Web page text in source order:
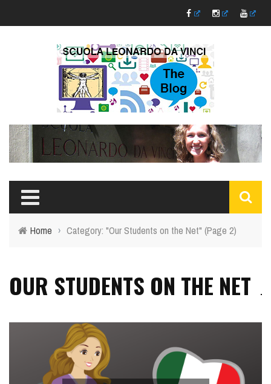
Home › Category: "Our Students on the Net" (Page 2)
OUR STUDENTS ON THE NET